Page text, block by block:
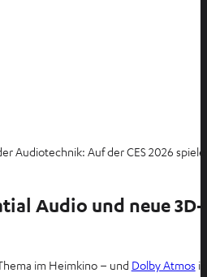
Audiotechnik: Auf der CES 2026
Audio und neue
im Heimkino – und Dolby Atmos